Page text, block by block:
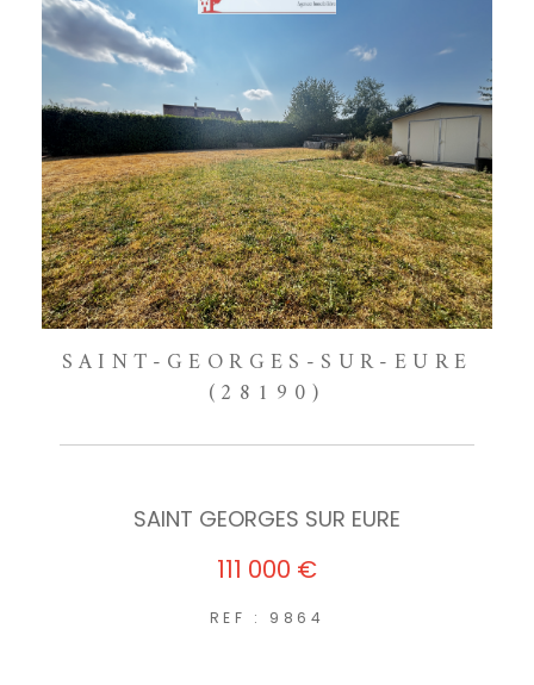
SAINT-GEORGES-SUR-EURE
(28190)
SAINT GEORGES SUR EURE
111 000 €
REF : 9864